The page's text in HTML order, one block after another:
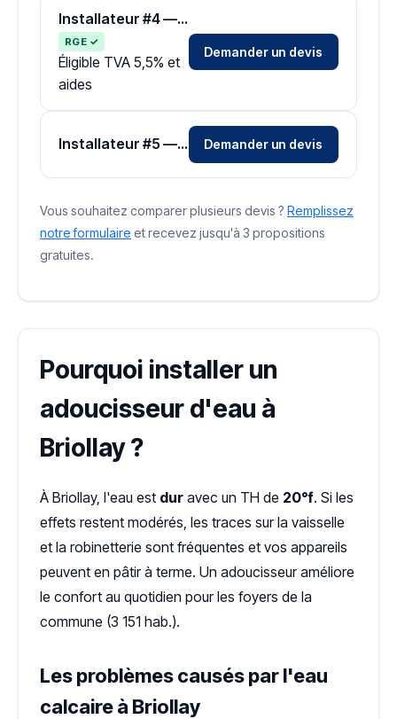
Installateur #4 — Zone Maine-et-Loire
RGE ✓
Éligible TVA 5,5% et
aides
Demander un devis
Installateur #5 — Zone Maine-et-Loire Demander un devis
Vous souhaitez comparer plusieurs devis ? Remplissez
notre formulaire et recevez jusqu'à 3 propositions
gratuites.
Pourquoi installer un
adoucisseur d'eau à
Briollay ?
À Briollay, l'eau est dur avec un TH de 20°f. Si les
effets restent modérés, les traces sur la vaisselle
et la robinetterie sont fréquentes et vos appareils
peuvent en pâtir à terme. Un adoucisseur améliore
le confort au quotidien pour les foyers de la
commune (3 151 hab.).
Les problèmes causés par l'eau
calcaire à Briollay